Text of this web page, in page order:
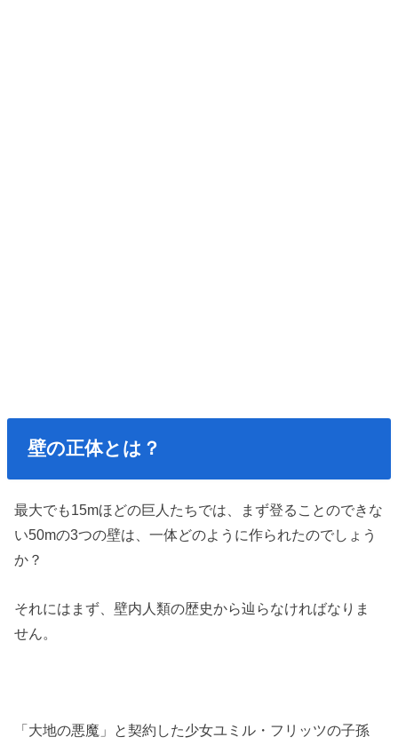
壁の正体とは？
最大でも15mほどの巨人たちでは、まず登ることのできな
い50mの3つの壁は、一体どのように作られたのでしょう
か？
それにはまず、壁内人類の歴史から辿らなければなりま
せん。
「大地の悪魔」と契約した少女ユミル・フリッツの子孫